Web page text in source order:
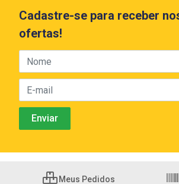
Cadastre-se para receber
ofertas!
Meus Pedidos